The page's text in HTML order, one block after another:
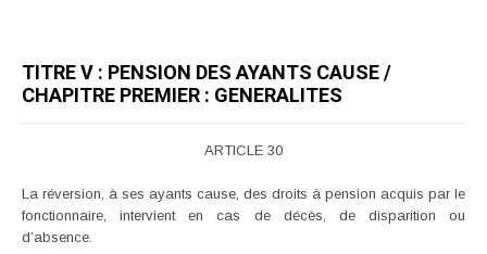
TITRE V : PENSION DES AYANTS CAUSE /
CHAPITRE PREMIER : GENERALITES
ARTICLE 30
La réversion, à ses ayants cause, des droits à pension acquis par le
fonctionnaire, intervient en cas de décès, de disparition ou
d’absence.